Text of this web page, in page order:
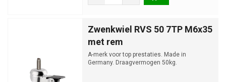
Zwenkwiel RVS 50 7TP M6x35
met rem
A-merk voor top prestaties. Made in
Germany. Draagvermogen 50kg.